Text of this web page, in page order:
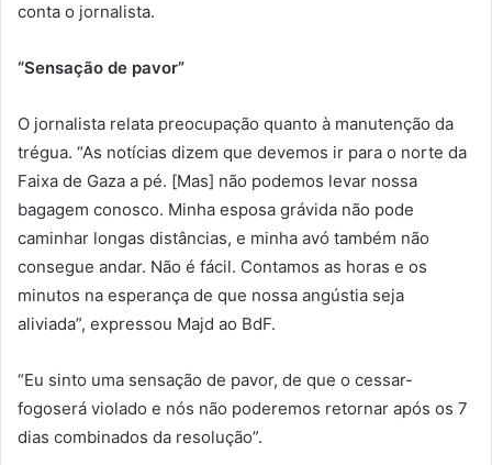
conta o jornalista.
“Sensação de pavor”
O jornalista relata preocupação quanto à manutenção da
trégua. “As notícias dizem que devemos ir para o norte da
Faixa de Gaza a pé. [Mas] não podemos levar nossa
bagagem conosco. Minha esposa grávida não pode
caminhar longas distâncias, e minha avó também não
consegue andar. Não é fácil. Contamos as horas e os
minutos na esperança de que nossa angústia seja
aliviada”, expressou Majd ao BdF.
“Eu sinto uma sensação de pavor, de que o cessar-
fogoserá violado e nós não poderemos retornar após os 7
dias combinados da resolução”.